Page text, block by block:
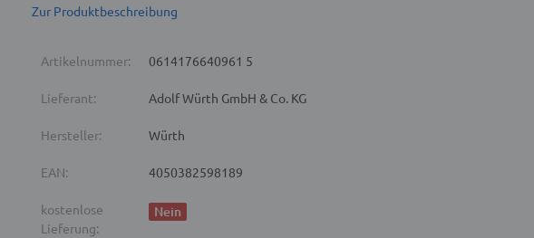
Zur Produktbeschreibung
Artikelnummer: 0614176640961 5
Lieferant: Adolf Würth GmbH & Co. KG
Hersteller: Würth
EAN: 4050382598189
kostenlose
Lieferung:
Nein